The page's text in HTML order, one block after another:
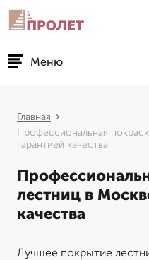
Меню
Главная
Профессиональная
гарантией качества
лестниц в
качества
Лучшее покрытие